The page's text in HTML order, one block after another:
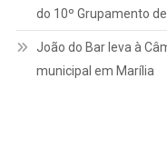
do 10º Grupamento
João do Bar leva à
municipal em Marília